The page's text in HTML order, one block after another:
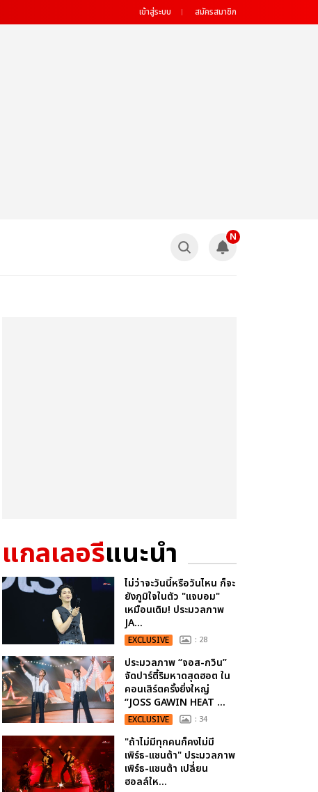
เข้าสู่ระบบ สมัครสมาชิก
N
แกลเลอรีแนะนำ
ไม่ว่าจะวันนี้หรือวันไหน ก็จะ
ยังภูมิใจในตัว "แจบอม"
เหมือนเดิม! ประมวลภาพ
JA...
EXCLUSIVE : 28
ประมวลภาพ “จอส-กวิน”
จัดปาร์ตี้ริมหาดสุดฮอต ใน
คอนเสิร์ตครั้งยิ่งใหญ่
“JOSS GAWIN HEAT ...
EXCLUSIVE : 34
"ถ้าไม่มีทุกคนก็คงไม่มี
เพิร์ธ-แซนต้า" ประมวลภาพ
เพิร์ธ-แซนต้า เปลี่ยน
ฮอลล์ให...